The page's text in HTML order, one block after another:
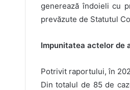
generează îndoieli cu
prevăzute de Statutul
Impunitatea actelor de
Potrivit raportului, în
Din totalul de 85 de